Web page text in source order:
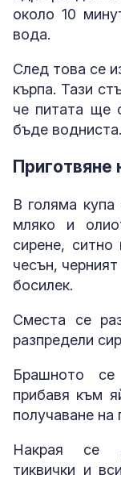
около 10
вода.
След това се
кърпа. Тази
че питата ще
бъде водниста.
Приготвяне
В голяма купа
мляко и
сирене, ситно
чесън,
босилек.
Сместа се
разпредели
Брашното
прибавя към
получаване на
Накрая се
тиквички и